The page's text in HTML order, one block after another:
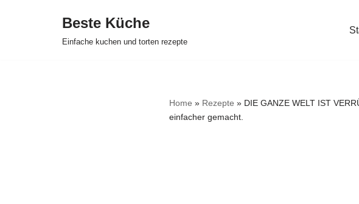
Beste Küche
Einfache kuchen und torten rezepte
Home » Rezepte » DIE GANZE WELT IST
einfacher gemacht.